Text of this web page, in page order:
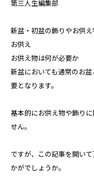
第三人生編集部
新盆・初盆の飾りやお供え
お供え
お供え物は何が必要か
新盆においても通常のお
要となります。
基本的にお供え物や飾り
せん。
ですが、この記事を開い
かがでしょうか。